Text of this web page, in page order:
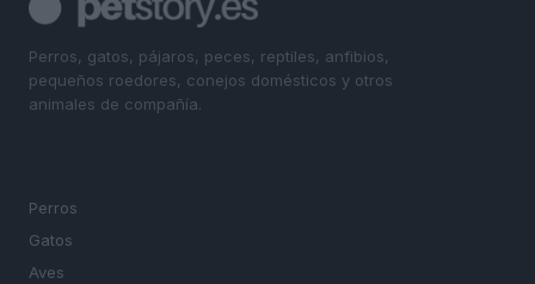
Perros, gatos, pájaros, peces, reptiles, anfibios,
pequeños roedores, conejos domésticos y otros
animales de compañía.
Perros
Gatos
Aves